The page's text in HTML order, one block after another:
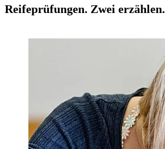
Reifeprüfungen. Zwei erzählen.